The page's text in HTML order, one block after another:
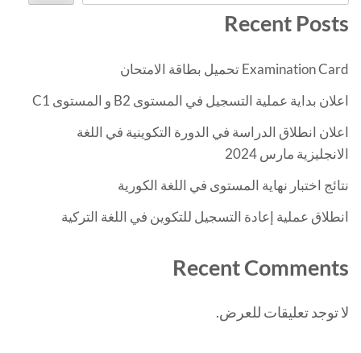
Recent Posts
Examination Card تحميل بطاقة الامتحان
اعلان بداية عملية التسجيل في المستوى B2 و المستوى C1
اعلان انطلاق الدراسة في الدورة التكوينية في اللغة
الانجليزية مارس 2024
نتائج اختبار نهاية المستوى في اللغة الكورية
انطلاق عملية إعادة التسجيل للتكوين في اللغة التركية
Recent Comments
لا توجد تعليقات للعرض.